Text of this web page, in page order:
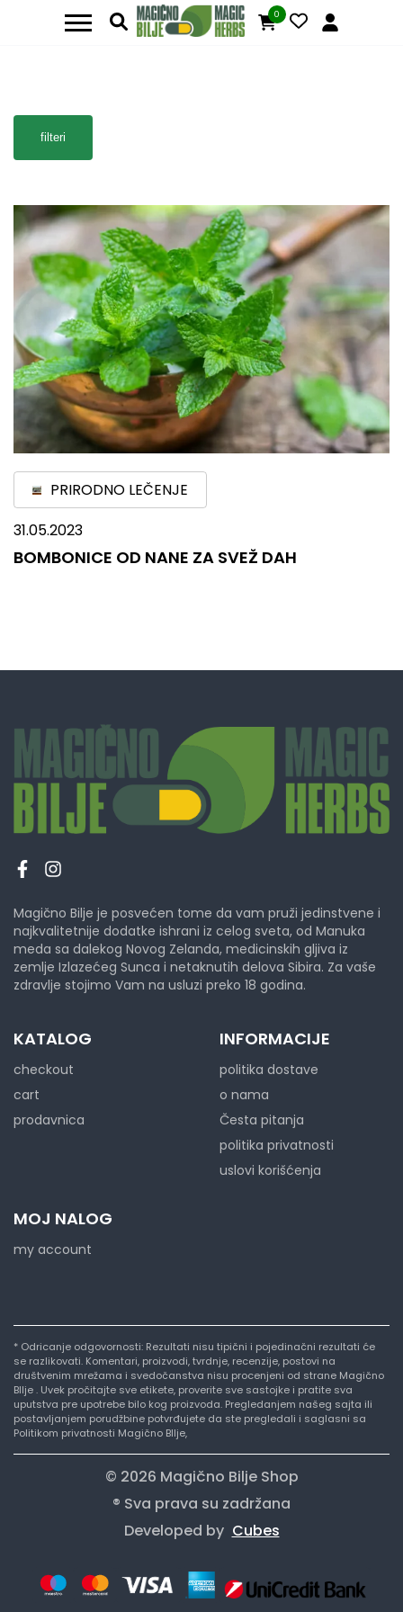
0
filteri
PRIRODNO LEČENJE
31.05.2023
BOMBONICE OD NANE ZA SVEŽ DAH
Magično Bilje je posvećen tome da vam pruži jedinstvene i
najkvalitetnije dodatke ishrani iz celog sveta, od Manuka
meda sa dalekog Novog Zelanda, medicinskih gljiva iz
zemlje Izlazećeg Sunca i netaknutih delova Sibira. Za vaše
zdravlje stojimo Vam na usluzi preko 18 godina.
KATALOG
checkout
cart
prodavnica
INFORMACIJE
politika dostave
o nama
Česta pitanja
politika privatnosti
uslovi korišćenja
MOJ NALOG
my account
* Odricanje odgovornosti: Rezultati nisu tipični i pojedinačni rezultati će
se razlikovati. Komentari, proizvodi, tvrdnje, recenzije, postovi na
društvenim mrežama i svedočanstva nisu procenjeni od strane Magično
BIlje . Uvek pročitajte sve etikete, proverite sve sastojke i pratite sva
uputstva pre upotrebe bilo kog proizvoda. Pregledanjem našeg sajta ili
postavljanjem porudžbine potvrđujete da ste pregledali i saglasni sa
Politikom privatnosti Magično BIlje,
© 2026 Magično Bilje Shop
® Sva prava su zadržana
Developed by Cubes